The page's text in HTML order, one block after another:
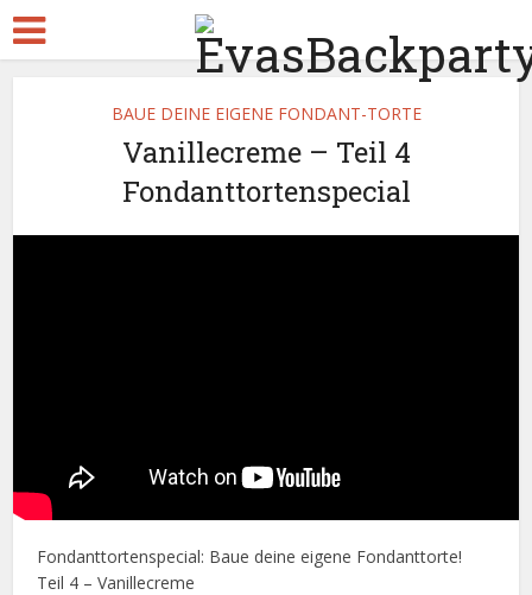
BAUE DEINE EIGENE FONDANT-TORTE
Vanillecreme – Teil 4
Fondanttortenspecial
Fondanttortenspecial: Baue deine eigene Fondanttorte!
Teil 4 – Vanillecreme